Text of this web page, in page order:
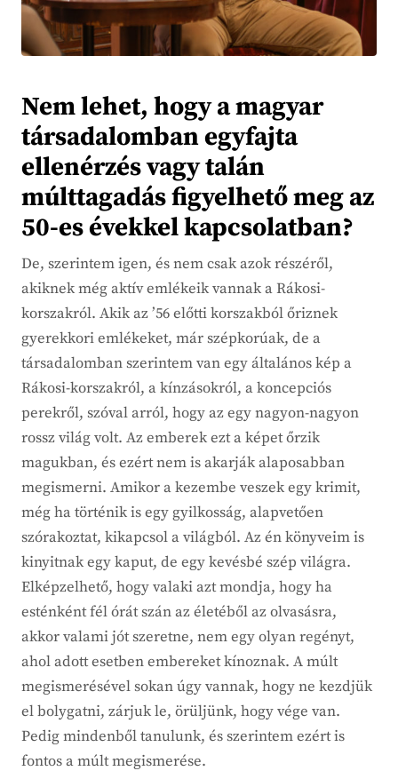
Nem lehet, hogy a magyar
társadalomban egyfajta
ellenérzés vagy talán
múlttagadás figyelhető meg az
50-es évekkel kapcsolatban?
De, szerintem igen, és nem csak azok részéről,
akiknek még aktív emlékeik vannak a Rákosi-
korszakról. Akik az ’56 előtti korszakból őriznek
gyerekkori emlékeket, már szépkorúak, de a
társadalomban szerintem van egy általános kép a
Rákosi-korszakról, a kínzásokról, a koncepciós
perekről, szóval arról, hogy az egy nagyon-nagyon
rossz világ volt. Az emberek ezt a képet őrzik
magukban, és ezért nem is akarják alaposabban
megismerni. Amikor a kezembe veszek egy krimit,
még ha történik is egy gyilkosság, alapvetően
szórakoztat, kikapcsol a világból. Az én könyveim is
kinyitnak egy kaput, de egy kevésbé szép világra.
Elképzelhető, hogy valaki azt mondja, hogy ha
esténként fél órát szán az életéből az olvasásra,
akkor valami jót szeretne, nem egy olyan regényt,
ahol adott esetben embereket kínoznak. A múlt
megismerésével sokan úgy vannak, hogy ne kezdjük
el bolygatni, zárjuk le, örüljünk, hogy vége van.
Pedig mindenből tanulunk, és szerintem ezért is
fontos a múlt megismerése.